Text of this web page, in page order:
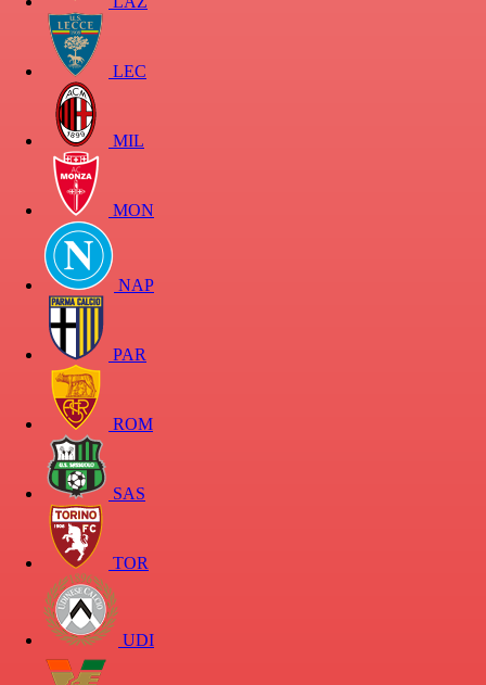
LEC
MIL
MON
NAP
PAR
ROM
SAS
TOR
UDI